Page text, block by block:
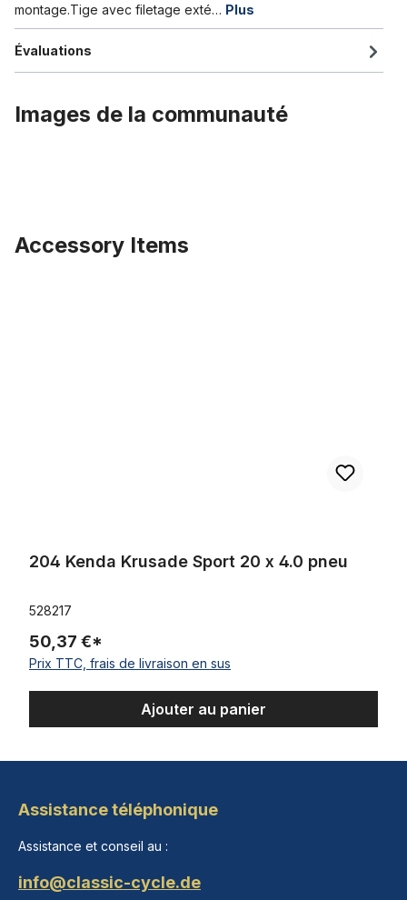
montage.Tige avec filetage exté… Plus
Évaluations
Images de la communauté
Accessory Items
204 Kenda Krusade Sport 20 x 4.0 pneu
528217
50,37 €*
Prix TTC, frais de livraison en sus
Ajouter au panier
Assistance téléphonique
Assistance et conseil au :
info@classic-cycle.de